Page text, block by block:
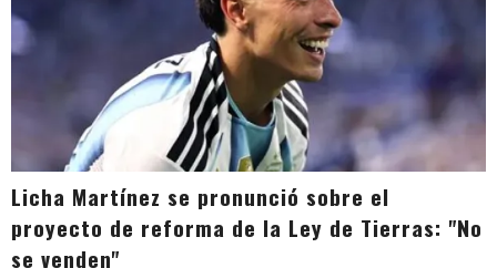
Licha Martínez se pronunció sobre el
proyecto de reforma de la Ley de Tierras: "No
se venden"